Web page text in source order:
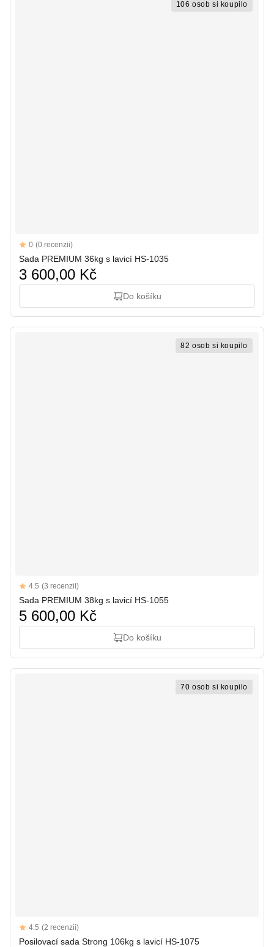
106 osob si koupilo
Reviews
0 (0 recenzii)
Sada PREMIUM 36kg s lavicí HS-1035
3 600,00 Kč
Do košíku
82 osob si koupilo
Reviews
4.5 out of 5 stars
4.5 (3 recenzii)
Sada PREMIUM 38kg s lavicí HS-1055
5 600,00 Kč
Do košíku
70 osob si koupilo
Reviews
4.5 out of 5 stars
4.5 (2 recenzii)
Posilovací sada Strong 106kg s lavicí HS-1075